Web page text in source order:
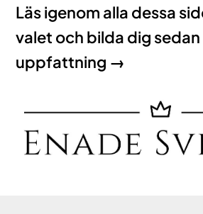
Läs igenom alla dessa
valet och bilda dig
uppfattning →